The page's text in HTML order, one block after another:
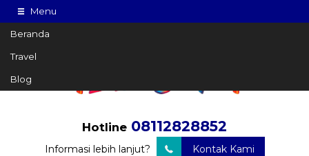
Menu
Beranda
Travel
Blog
Hotline 08112828852
Informasi lebih lanjut? Kontak Kami